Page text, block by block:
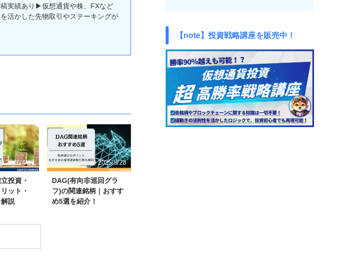
実績あり▶仮想通貨や株、FXなど
活かした先物取引やステーキングが
2026/4/27
投資・
ット・
説
2025/5/28
DAG(有向非巡回グラ
フ)の関連銘柄｜おすす
め5選を紹介！
【note】投資戦略講座を販売中！